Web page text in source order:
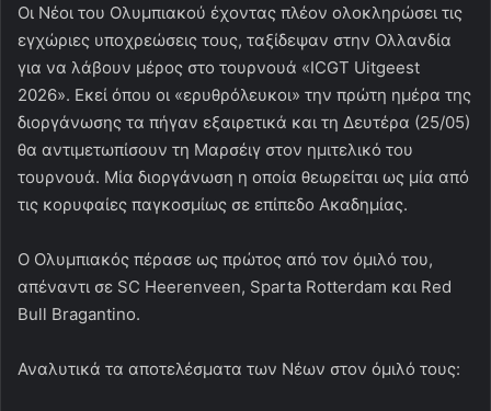
Οι Νέοι του Ολυμπιακού έχοντας πλέον ολοκληρώσει τις
εγχώριες υποχρεώσεις τους, ταξίδεψαν στην Ολλανδία
για να λάβουν μέρος στο τουρνουά «ICGT Uitgeest
2026». Εκεί όπου οι «ερυθρόλευκοι» την πρώτη ημέρα της
διοργάνωσης τα πήγαν εξαιρετικά και τη Δευτέρα (25/05)
θα αντιμετωπίσουν τη Μαρσέιγ στον ημιτελικό του
τουρνουά. Μία διοργάνωση η οποία θεωρείται ως μία από
τις κορυφαίες παγκοσμίως σε επίπεδο Ακαδημίας.
Ο Ολυμπιακός πέρασε ως πρώτος από τον όμιλό του,
απέναντι σε SC Heerenveen, Sparta Rotterdam και Red
Bull Bragantino.
Αναλυτικά τα αποτελέσματα των Νέων στον όμιλό τους: